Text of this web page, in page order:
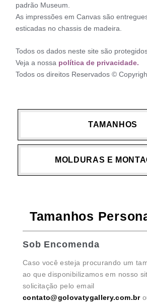
padrão Museum.
As impressões em Canvas são
esticadas no chassis de madeira.
Todos os dados neste site são
Veja a nossa política de privacidade.
Todos os direitos Reservados ©
TAMANHOS
MOLDURAS E
Tamanhos
Sob Encomenda
Caso você esteja procurando um
ao que disponibilizamos em nosso
solicitação pelo email
contato@golovatygallery.com.br